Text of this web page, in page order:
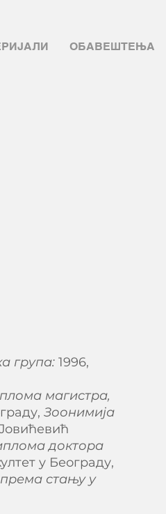
ОБАВЕШТЕЊА
група: 1996,
магистра,
Зоонимија
доктора
у Београду,
стању у